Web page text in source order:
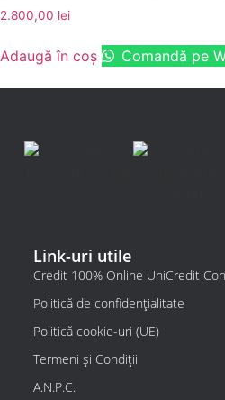
2.800,00 lei
Adaugă în coș Comandă pe
Link-uri utile
Credit 100% Online UniCredit
Politică de confidențialitate
Politică cookie-uri (UE)
Termeni și Condiții
A.N.P.C.